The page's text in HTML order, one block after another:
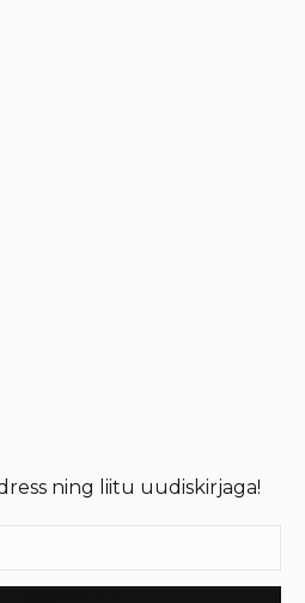
ning liitu uudiskirjaga!